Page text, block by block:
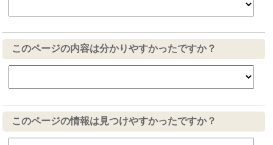
このページの内容は分かりやすかったですか？
このページの情報は見つけやすかったですか？